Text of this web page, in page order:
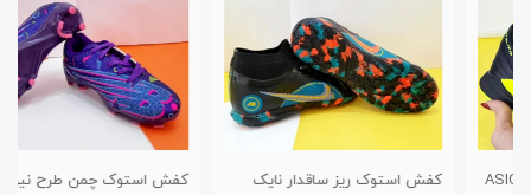
کفش استوک ریز ساقدار نایک
کفش استوک چمن طرح نیوبالانس